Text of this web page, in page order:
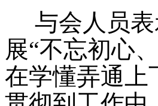
与会人员
展“不忘初心
在学懂弄通上